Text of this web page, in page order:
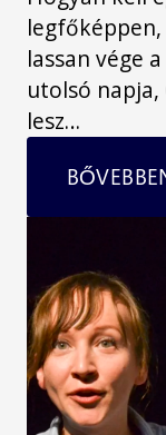
legfőképpen,
lassan vége
utolsó
lesz…